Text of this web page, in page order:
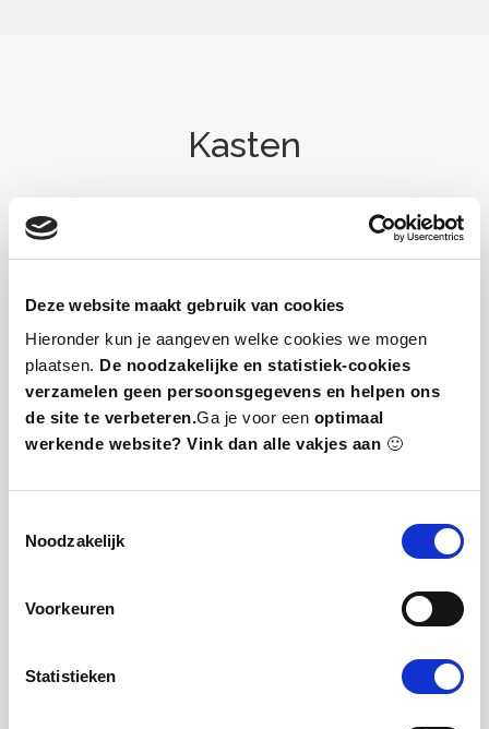
Deze website maakt gebruik van cookies
Hieronder kun je aangeven welke cookies we mogen
plaatsen. De noodzakelijke en statistiek-cookies
verzamelen geen persoonsgegevens en helpen ons
de site te verbeteren.Ga je voor een optimaal
werkende website? Vink dan alle vakjes aan 🙂
Noodzakelijk
Voorkeuren
Statistieken
Kasten